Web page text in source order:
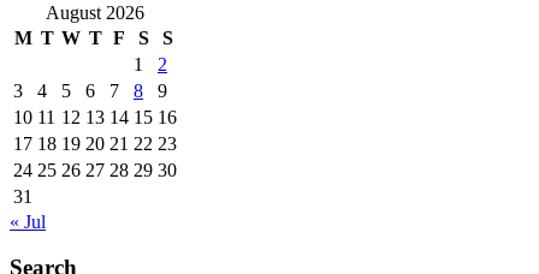
August 2026
M T W T F S
S
1
2
3
4 5 6 7 8
9
10 11 12 13 14 15 16
17 18 19 20 21 22 23
24 25 26 27 28 29 30
31
« Jul
Search